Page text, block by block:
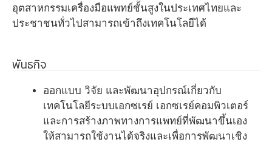
อุตสาหกรรมเครื่องมือแพทย์ชั้นสูงในประเทศไทยและ
ประชาชนทั่วไปสามารถเข้าถึงเทคโนโลยีได้
พันธกิจ
ออกแบบ วิจัย และพัฒนาอุปกรณ์เกี่ยวกับ
เทคโนโลยีระบบเอกซเรย์ เอกซเรย์คอมพิวเตอร์
และการสร้างภาพทางการแพทย์ที่พัฒนาขึ้นเอง
ให้สามารถใช้งานได้จริงและเพื่อการพัฒนาเชิง